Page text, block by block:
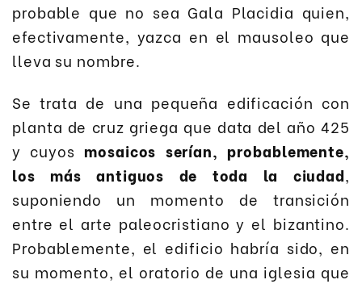
probable que no sea Gala Placidia quien,
efectivamente, yazca en el mausoleo que
lleva su nombre.
Se trata de una pequeña edificación con
planta de cruz griega que data del año 425
y cuyos mosaicos serían, probablemente,
los más antiguos de toda la ciudad,
suponiendo un momento de transición
entre el arte paleocristiano y el bizantino.
Probablemente, el edificio habría sido, en
su momento, el oratorio de una iglesia que